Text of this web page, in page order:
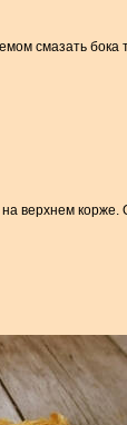
смазать бока
верхнем